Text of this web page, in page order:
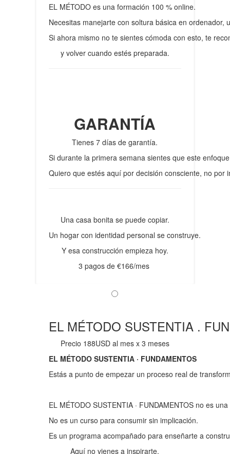
EL MÉTODO es una formación 100 % online.
Necesitas manejarte con soltura básica en
Si ahora mismo no te sientes cómoda con esto, te
y volver cuando estés preparada.
GARANTÍA
Tienes 7 días de garantía.
Si durante la primera semana sientes que este
Quiero que estés aquí por decisión consciente, no por
Una casa bonita se puede copiar.
Un hogar con identidad personal se construye.
Y esa construcción empieza hoy.
3 pagos de €166/mes
EL MÉTODO SUSTENTIA .
Precio 188USD al mes x 3 meses
EL MÉTODO SUSTENTIA · FUNDAMENTOS
Estás a punto de empezar un proceso real de
EL MÉTODO SUSTENTIA · FUNDAMENTOS no es
No es un curso para consumir sin implicación.
Es un programa acompañado para enseñarte a
Aquí no vienes a inspirarte.